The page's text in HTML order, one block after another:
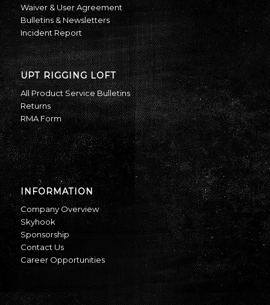
Waiver & User Agreement
Bulletins & Newsletters
Incident Report
UPT RIGGING LOFT
All Product Service Bulletins
Returns
RMA Form
INFORMATION
Company Overview
Skyhook
Sponsorship
Contact Us
Career Opportunities